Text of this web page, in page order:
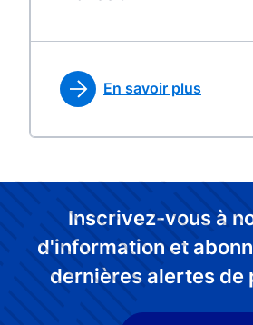
En savoir plus
Inscrivez-vous à
d'information et
dernières alertes de